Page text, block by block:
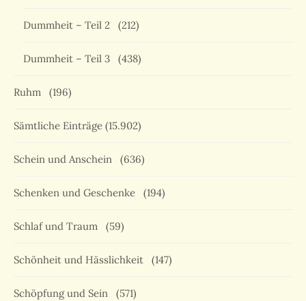
Dummheit – Teil 2 (212)
Dummheit – Teil 3 (438)
Ruhm (196)
Sämtliche Einträge (15.902)
Schein und Anschein (636)
Schenken und Geschenke (194)
Schlaf und Traum (59)
Schönheit und Hässlichkeit (147)
Schöpfung und Sein (571)